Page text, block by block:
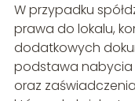
W przypadku
prawa do lokalu,
dodatkowych
podstawa nabycia
oraz